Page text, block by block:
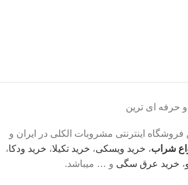
حرفه ای ترین
فروشگاه اینترنتی مشروبات الکلی در ایران و
شراب، خرید ویسکی، خرید تکیلا، خرید ودکا،
، خرید عرق سگی و … میباشد.